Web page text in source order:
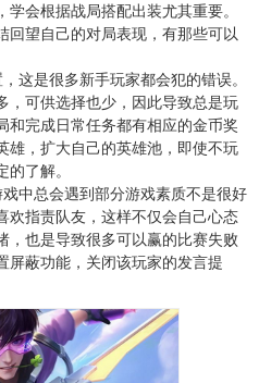
会根据战局搭配出装尤其重要。
回望自己的对局表现，有那些可以
这是很多新手玩家都会犯的错误。
，可供选择也少，因此导致总是玩
和完成日常任务都有相应的金币奖
雄，扩大自己的英雄池，即使不玩
了解。
中总会遇到部分游戏素质不是很好
欢指责队友，这样不仅会自己心态
，也是导致很多可以赢的比赛失败
屏蔽功能，关闭该玩家的发言提